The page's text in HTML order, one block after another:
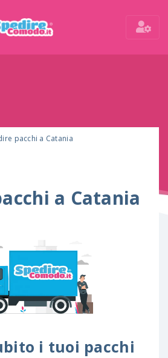
pacchi a Catania
a Catania
i tuoi pacchi